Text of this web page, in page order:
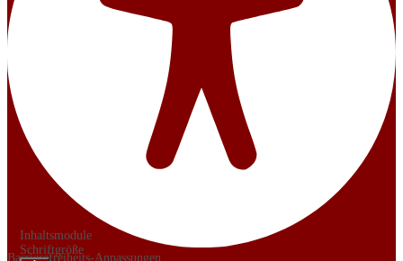
Barrierefreiheits-Anpassungen
Inhaltsmodule
Schriftgröße